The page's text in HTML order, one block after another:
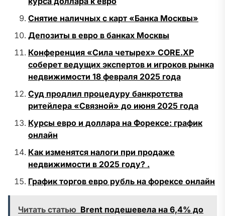
Снятие наличных с карт «Банка Москвы»
Депозиты в евро в банках Москвы
Конференция «Сила четырех» CORE.XP
соберет ведущих экспертов и игроков рынка
недвижимости 18 февраля 2025 года
Суд продлил процедуру банкротства
ритейлера «Связной» до июня 2025 года
Курсы евро и доллара на Форексе: график
онлайн
Как изменятся налоги при продаже
недвижимости в 2025 году? .
График торгов евро рубль на форексе онлайн
Читать статью Brent подешевела на 6,4% до